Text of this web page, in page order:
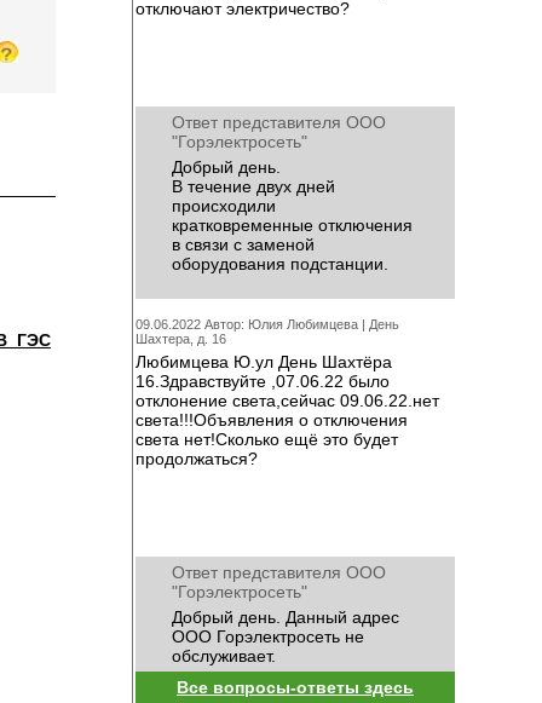
отключают электричество?
Ответ представителя ООО
"Горэлектросеть"
Добрый день.
В течение двух дней
происходили
кратковременные отключения
в связи с заменой
оборудования подстанции.
09.06.2022 Автор: Юлия Любимцева | День
Шахтера, д. 16
Любимцева Ю.ул День Шахтёра
16.Здравствуйте ,07.06.22 было
отклонение света,сейчас 09.06.22.нет
света!!!Объявления о отключения
света нет!Сколько ещё это будет
продолжаться?
Ответ представителя ООО
"Горэлектросеть"
Добрый день. Данный адрес
ООО Горэлектросеть не
обслуживает.
Все вопросы-ответы здесь